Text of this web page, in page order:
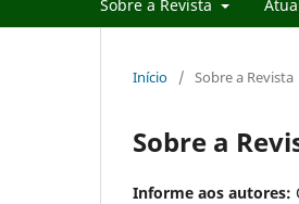
Sobre a Revista
Início / Sobre a Revista
Sobre a
Informe aos autores: